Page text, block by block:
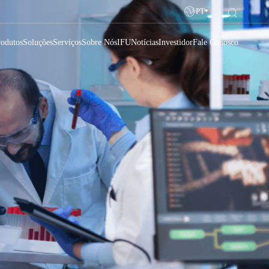
PT
SoluçõesServiçosSobre NósIFUNotíciasInvestidorFale Conosco